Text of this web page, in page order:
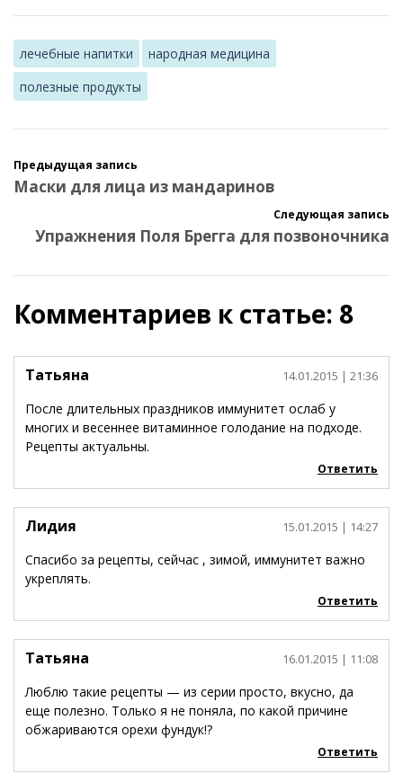
лечебные напитки
народная медицина
полезные продукты
Предыдущая запись
Маски для лица из мандаринов
Следующая запись
Упражнения Поля Брегга для позвоночника
Комментариев к статье: 8
Татьяна 14.01.2015 | 21:36
После длительных праздников иммунитет ослаб у
многих и весеннее витаминное голодание на подходе.
Рецепты актуальны.
Ответить
Лидия 15.01.2015 | 14:27
Спасибо за рецепты, сейчас , зимой, иммунитет важно
укреплять.
Ответить
Татьяна 16.01.2015 | 11:08
Люблю такие рецепты — из серии просто, вкусно, да
еще полезно. Только я не поняла, по какой причине
обжариваются орехи фундук!?
Ответить